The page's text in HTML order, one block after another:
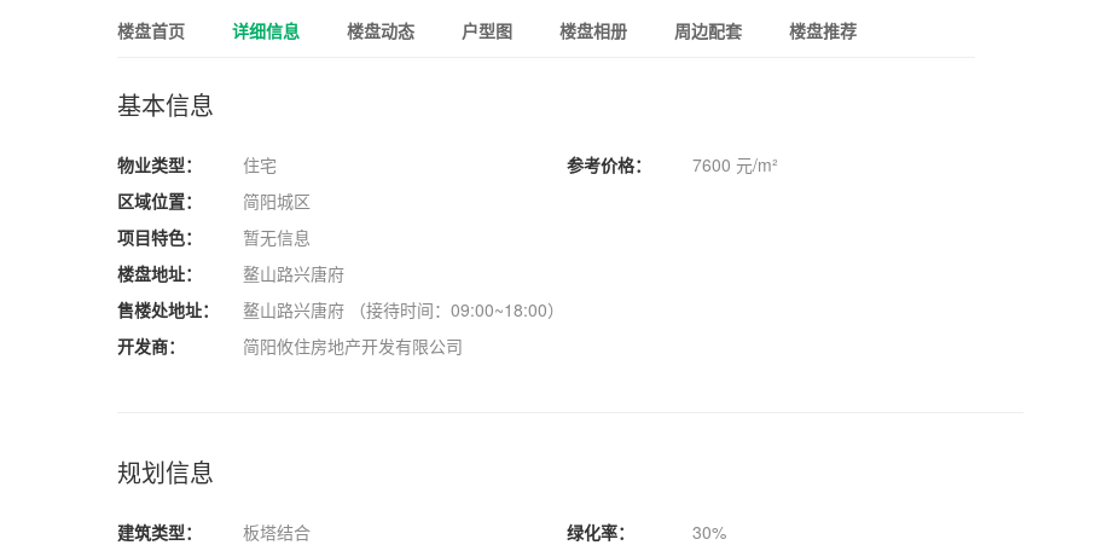
楼盘首页 详细信息 楼盘动态 户型图 楼盘相册 周边配套 楼盘推荐
基本信息
物业类型： 住宅 参考价格：
7600 元/m²
区域位置：
简阳城区
项目特色：
暂无信息
楼盘地址：
鳌山路兴唐府
售楼处地址：
鳌山路兴唐府 （接待时间：09:00~18:00）
开发商：
简阳攸住房地产开发有限公司
规划信息
建筑类型： 板塔结合 绿化率：
30%